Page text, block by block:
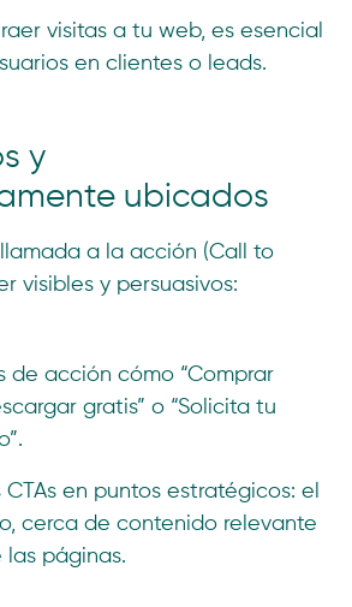
visitas a tu web, es esencial
en clientes o leads.
y
ubicados
a la acción (Call to
visibles y persuasivos:
de acción cómo “Comprar
gratis” o “Solicita tu
en puntos estratégicos: el
cerca de contenido relevante
las páginas.